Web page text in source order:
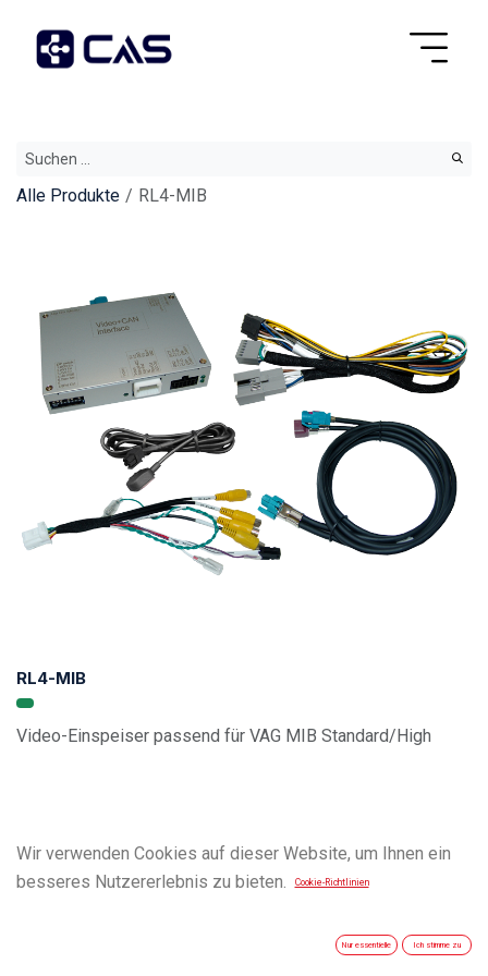
Alle Produkte RL4-MIB
RL4-MIB
Video-Einspeiser passend für VAG MIB Standard/High
Wir verwenden Cookies auf dieser Website, um Ihnen ein
besseres Nutzererlebnis zu bieten.
Cookie-Richtlinien
Nur essentielle Ich stimme zu